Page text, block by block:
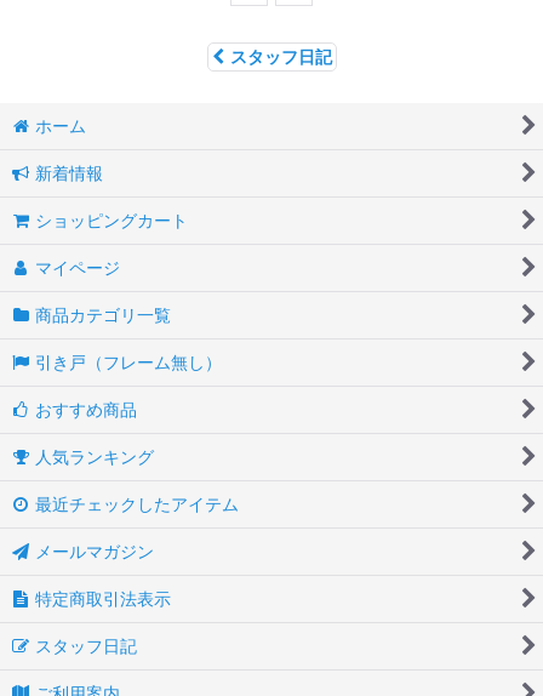
スタッフ日記
ホーム
新着情報
ショッピングカート
マイページ
商品カテゴリ一覧
引き戸（フレーム無し）
おすすめ商品
人気ランキング
最近チェックしたアイテム
メールマガジン
特定商取引法表示
スタッフ日記